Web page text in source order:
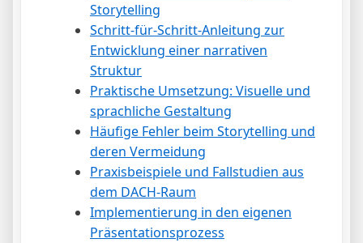
Storytelling
Schritt-für-Schritt-Anleitung zur
Entwicklung einer narrativen
Struktur
Praktische Umsetzung: Visuelle und
sprachliche Gestaltung
Häufige Fehler beim Storytelling und
deren Vermeidung
Praxisbeispiele und Fallstudien aus
dem DACH-Raum
Implementierung in den eigenen
Präsentationsprozess